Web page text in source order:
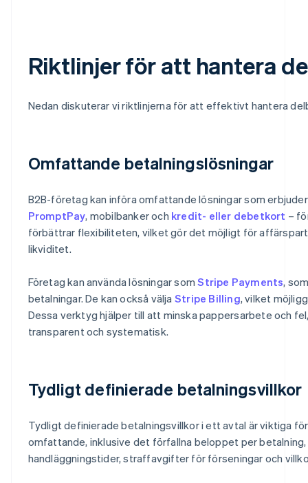
Riktlinjer för att hantera
Nedan diskuterar vi riktlinjerna för att effektivt hantera
Omfattande betalningslösningar
B2B-företag kan införa omfattande lösningar som
PromptPay, mobilbanker och kredit- eller debetkort –
förbättrar flexibiliteten, vilket gör det möjligt för
likviditet.
Företag kan använda lösningar somStripe Payments,
betalningar. De kan också välja Stripe Billing, vilket
Dessa verktyg hjälper till att minska pappersarbete och
transparent och systematisk.
Tydligt definierade betalningsvillkor
Tydligt definierade betalningsvillkor i ett avtal är viktiga
omfattande, inklusive det förfallna beloppet per
handläggningstider, straffavgifter för förseningar och